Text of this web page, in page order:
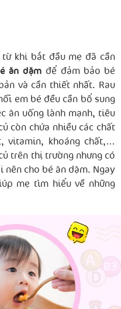
từ khi bắt đầu mẹ đã cần
ăn dặm để đảm bảo bé
và cần thiết nhất. Rau
em bé đều cần bổ sung
ăn uống lành mạnh, tiêu
còn chứa nhiều các chất
vitamin, khoáng chất,…
trên thị trường nhưng có
nên cho bé ăn dặm. Ngay
mẹ tìm hiểu về những